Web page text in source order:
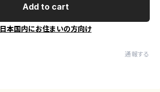
Add to cart
日本国内にお住まいの方向け
通報する